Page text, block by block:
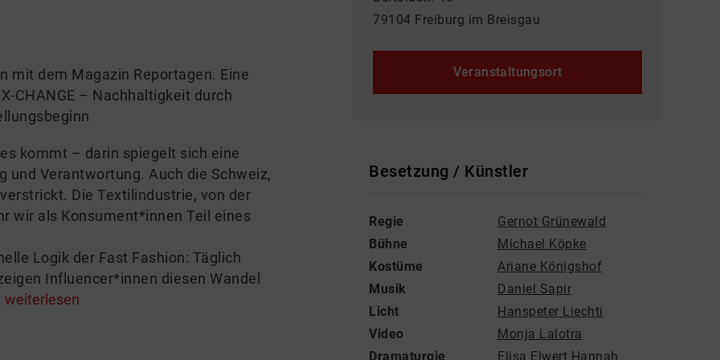
mit dem Magazin Reportagen. Eine
CHANGE – Nachhaltigkeit durch
kommt – darin spiegelt sich eine
Verantwortung. Auch die Schweiz,
Die Textilindustrie, von der
wir als Konsument*innen Teil eines
Logik der Fast Fashion: Täglich
Influencer*innen diesen Wandel
weiterlesen
79104 Freiburg im Breisgau
Veranstaltungsort
Besetzung / Künstler
Regie
Gernot Grünewald
Bühne
Michael Köpke
Kostüme
Ariane Königshof
Musik
Daniel Sapir
Licht
Hanspeter Liechti
Video
Monja Lalotra
Dramaturgie
Elisa Elwert Hannah